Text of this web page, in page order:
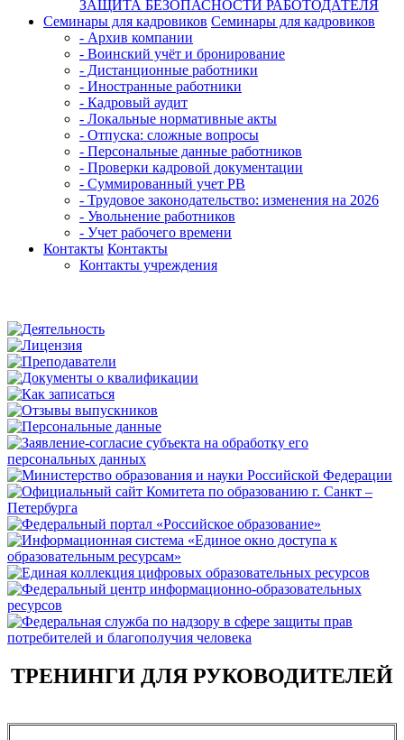
ЗАЩИТА БЕЗОПАСНОСТИ РАБОТОДАТЕЛЯ
Семинары для кадровиков Семинары для кадровиков
- Архив компании
- Воинский учёт и бронирование
- Дистанционные работники
- Иностранные работники
- Кадровый аудит
- Локальные нормативные акты
- Отпуска: сложные вопросы
- Персональные данные работников
- Проверки кадровой документации
- Суммированный учет РВ
- Трудовое законодательство: изменения на 2026
- Увольнение работников
- Учет рабочего времени
Контакты Контакты
Контакты учреждения
ТРЕНИНГИ ДЛЯ РУКОВОДИТЕЛЕЙ